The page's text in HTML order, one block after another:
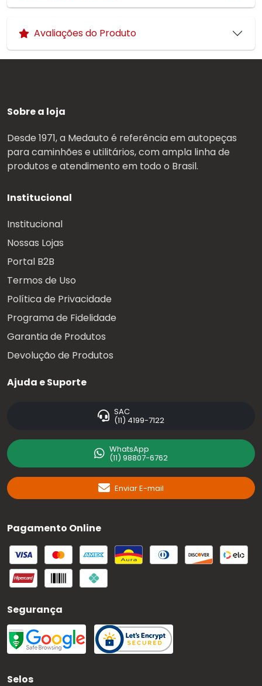
Avaliações do Produto
Sobre a loja
Desde 1971, a Medauto é referência em autopeças
para caminhões e utilitários, com ampla linha de
produtos e atendimento em todo o Brasil.
Institucional
Institucional
Nossas Lojas
Portal B2B
Termos de Uso
Política de Privacidade
Programa de Fidelidade
Garantia de Produtos
Devolução de Produtos
Ajuda e Suporte
SAC
(11) 4199-7122
WhatsApp
(11) 98807-6762
Enviar E-mail
Pagamento Online
Segurança
Selos